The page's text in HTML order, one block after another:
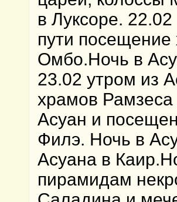
в Луксоре.
пути
Омбо.Ночь в
23.02 утром из
храмов
Асуан и
Филэ. Ночь в
Асуана в
пирамидам